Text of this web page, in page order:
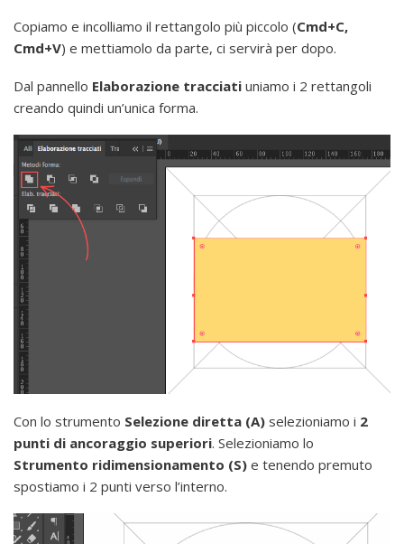
Copiamo e incolliamo il rettangolo più piccolo (Cmd+C,
Cmd+V) e mettiamolo da parte, ci servirà per dopo.
Dal pannello Elaborazione tracciati uniamo i 2 rettangoli
creando quindi un’unica forma.
Con lo strumento Selezione diretta (A) selezioniamo i 2
punti di ancoraggio superiori. Selezioniamo lo
Strumento ridimensionamento (S) e tenendo premuto
spostiamo i 2 punti verso l’interno.